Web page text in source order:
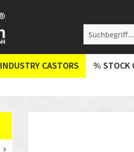
INDUSTRY CASTORS % STOCK